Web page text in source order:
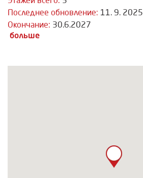
Последнее обновление: 11. 9. 2025
Окончание: 30.6.2027
больше